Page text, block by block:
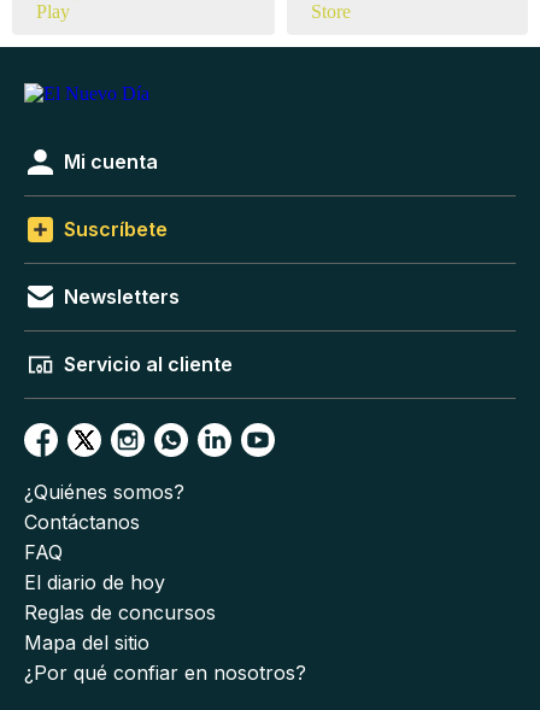
Mi cuenta
Suscríbete
Newsletters
Servicio al cliente
¿Quiénes somos?
Contáctanos
FAQ
El diario de hoy
Reglas de concursos
Mapa del sitio
¿Por qué confiar en nosotros?